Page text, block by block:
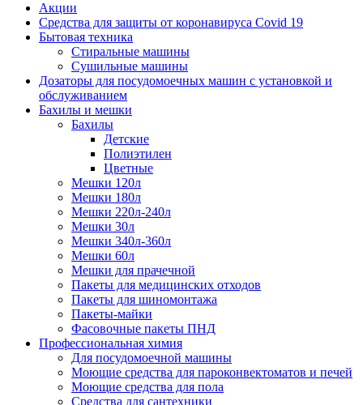
Акции
Cредства для защиты от коронавируса Covid 19
Бытовая техника
Стиральные машины
Сушильные машины
Дозаторы для посудомоечных машин с установкой и
обслуживанием
Бахилы и мешки
Бахилы
Детские
Полиэтилен
Цветные
Мешки 120л
Мешки 180л
Мешки 220л-240л
Мешки 30л
Мешки 340л-360л
Мешки 60л
Мешки для прачечной
Пакеты для медицинских отходов
Пакеты для шиномонтажа
Пакеты-майки
Фасовочные пакеты ПНД
Профессиональная химия
Для посудомоечной машины
Моющие средства для пароконвектоматов и печей
Моющие средства для пола
Средства для сантехники